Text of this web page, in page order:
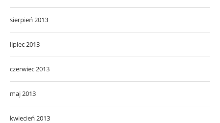
sierpień 2013
lipiec 2013
czerwiec 2013
maj 2013
kwiecień 2013